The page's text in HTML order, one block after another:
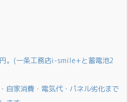
。(一条工務店i-smile+と蓄電池2
自家消費・電気代・パネル劣化まで